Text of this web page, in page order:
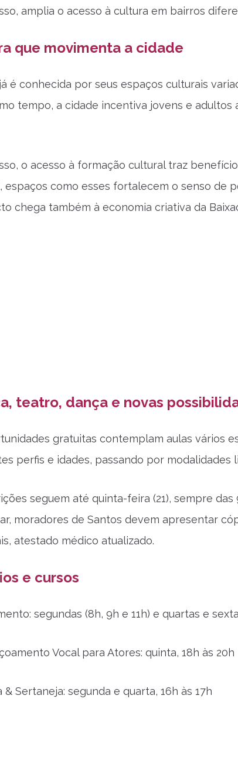
amplia o acesso à cultura em bairros
que movimenta a cidade
é conhecida por seus espaços culturais
tempo, a cidade incentiva jovens e
o acesso à formação cultural traz
espaços como esses fortalecem o senso de
chega também à economia criativa da
teatro, dança e novas
gratuitas contemplam aulas vários
perfis e idades, passando por modalidades
seguem até quinta-feira (21), sempre
moradores de Santos devem apresentar
atestado médico atualizado.
e cursos
segundas (8h, 9h e 11h) e quartas e
Vocal para Atores: quinta, 18h às 20h
& Sertaneja: segunda e quarta, 16h às 17h